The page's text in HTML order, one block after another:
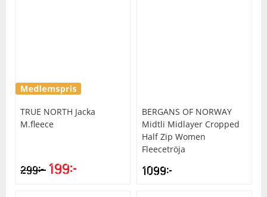
TRUE NORTH Jacka
M.fleece
299kr 199kr
BERGANS OF NORWAY
Midtli Midlayer Cropped
Half Zip Women
Fleecetröja
1099kr